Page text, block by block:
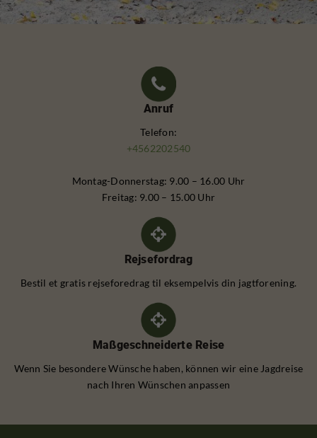
Anruf
Telefon:
+4562202540
Montag-Donnerstag: 9.00 – 16.00 Uhr
Freitag: 9.00 – 15.00 Uhr
Rejsefordrag
Bestil et gratis rejseforedrag til eksempelvis din jagtforening.
Maßgeschneiderte Reise
Wenn Sie besondere Wünsche haben, können wir eine Jagdreise
nach Ihren Wünschen anpassen